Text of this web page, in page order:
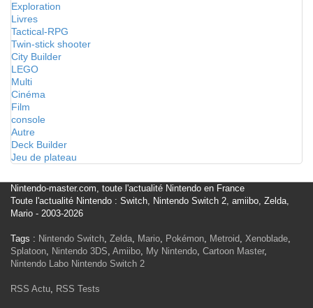
Exploration
Livres
Tactical-RPG
Twin-stick shooter
City Builder
LEGO
Multi
Cinéma
Film
console
Autre
Deck Builder
Jeu de plateau
Nintendo-master.com, toute l'actualité Nintendo en France
Toute l'actualité Nintendo : Switch, Nintendo Switch 2, amiibo, Zelda,
Mario - 2003-2026
Tags : Nintendo Switch, Zelda, Mario, Pokémon, Metroid, Xenoblade,
Splatoon, Nintendo 3DS, Amiibo, My Nintendo, Cartoon Master,
Nintendo Labo Nintendo Switch 2
RSS Actu, RSS Tests